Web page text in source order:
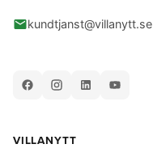
kundtjanst@villanytt.se
VILLANYTT